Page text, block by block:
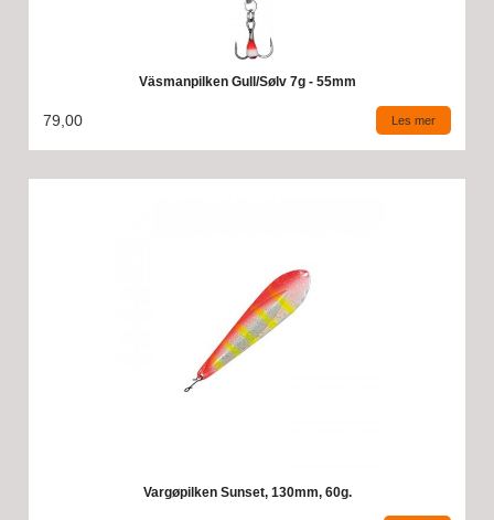
Väsmanpilken Gull/Sølv 7g - 55mm
79,00 Les mer
Vargøpilken Sunset, 130mm, 60g.